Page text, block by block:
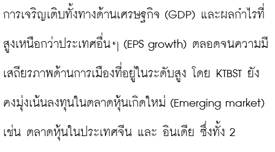
การเจริญเติบทั้งทางด้านเศรษฐกิจ (GDP) และผลกำไรที่
สูงเหนือกว่าประเทศอื่นๆ (EPS growth) ตลอดจนความมี
เสถียรภาพด้านการเมืองที่อยู่ในระดับสูง โดย KTBST ยัง
คงมุ่งเน้นลงทุนในตลาดหุ้นเกิดใหม่ (Emerging market)
เช่น ตลาดหุ้นในประเทศจีน และ อินเดีย ซึ่งทั้ง 2